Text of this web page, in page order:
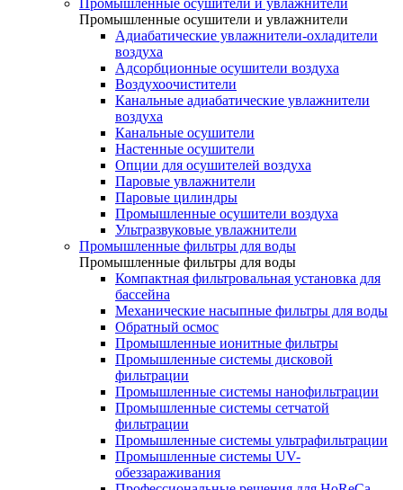
Промышленные осушители и увлажнители
Промышленные осушители и увлажнители
Адиабатические увлажнители-охладители
воздуха
Адсорбционные осушители воздуха
Воздухоочистители
Канальные адиабатические увлажнители
воздуха
Канальные осушители
Настенные осушители
Опции для осушителей воздуха
Паровые увлажнители
Паровые цилиндры
Промышленные осушители воздуха
Ультразвуковые увлажнители
Промышленные фильтры для воды
Промышленные фильтры для воды
Компактная фильтровальная установка для
бассейна
Механические насыпные фильтры для воды
Обратный осмос
Промышленные ионитные фильтры
Промышленные системы дисковой
фильтрации
Промышленные системы нанофильтрации
Промышленные системы сетчатой
фильтрации
Промышленные системы ультрафильтрации
Промышленные системы UV-
обеззараживания